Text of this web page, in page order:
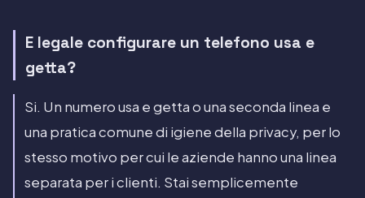
E legale configurare un telefono usa e
getta?
Si. Un numero usa e getta o una seconda linea e
una pratica comune di igiene della privacy, per lo
stesso motivo per cui le aziende hanno una linea
separata per i clienti. Stai semplicemente